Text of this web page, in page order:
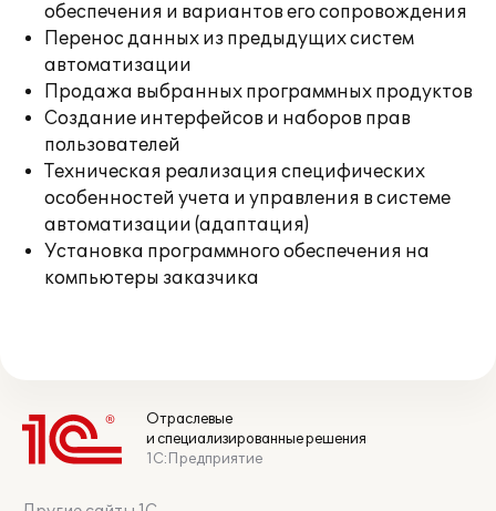
обеспечения и вариантов его сопровождения
Перенос данных из предыдущих систем
автоматизации
Продажа выбранных программных продуктов
Создание интерфейсов и наборов прав
пользователей
Техническая реализация специфических
особенностей учета и управления в системе
автоматизации (адаптация)
Установка программного обеспечения на
компьютеры заказчика
Отраслевые
и специализированные решения
1С:Предприятие